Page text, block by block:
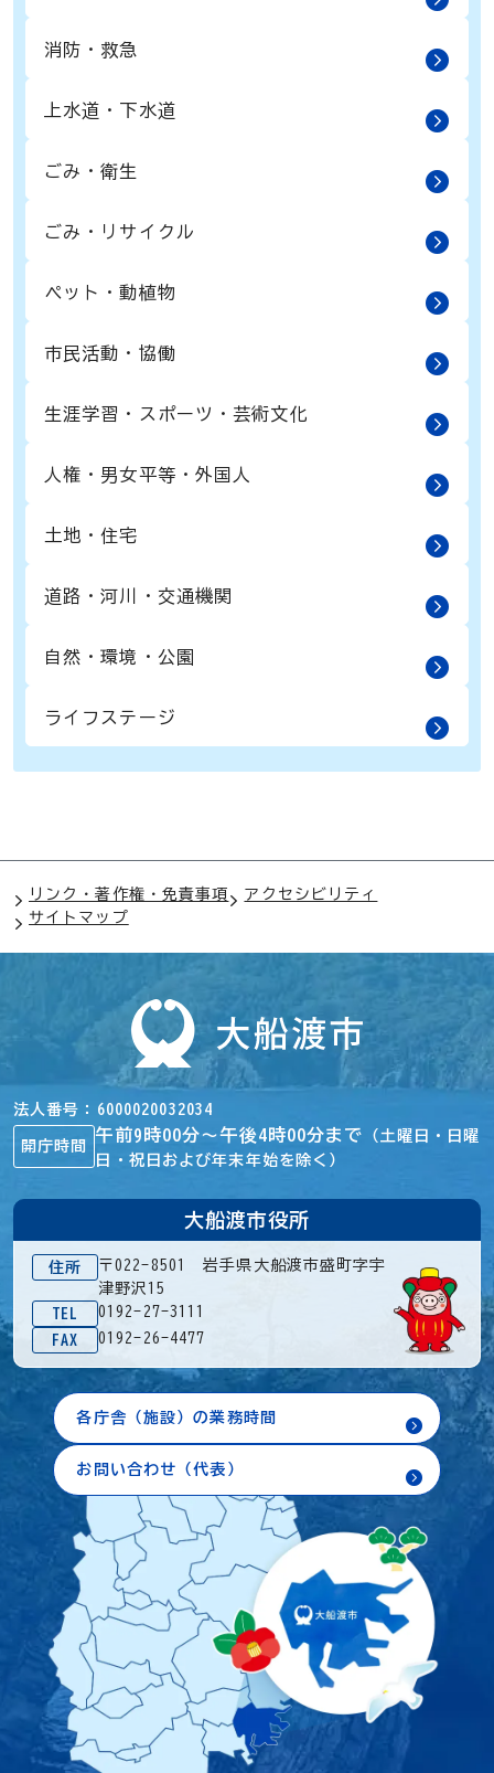
消防・救急
上水道・下水道
ごみ・衛生
ごみ・リサイクル
ペット・動植物
市民活動・協働
生涯学習・スポーツ・芸術文化
人権・男女平等・外国人
土地・住宅
道路・河川・交通機関
自然・環境・公園
ライフステージ
リンク・著作権・免責事項
アクセシビリティ
サイトマップ
法人番号 6000020032034
開庁時間
午前9時00分～午後4時00分まで
（土曜日・日曜
日・祝日および年末年始を除く）
大船渡市役所
住所
〒022-8501 岩手県大船渡市盛町字宇
津野沢15
TEL
0192-27-3111
FAX
0192-26-4477
各庁舎（施設）の業務時間
お問い合わせ（代表）